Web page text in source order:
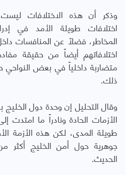
وذكر أن هذه الاختلافات
اختلافات طويلة الأمد في
المخاطر، فضلاً عن المنافسات
اختلافاتهم أيضاً من حقيقة
متضاربة داخلياً في بعض النواحي
ذلك.
وقال التحليل إن وحدة دول الخليج
الأزمات الحادة ونادراً ما امتدت
طويلة المدى، لكن هذه الأزمة
جوهرية حول أمن الخليج أكثر
الحديث.